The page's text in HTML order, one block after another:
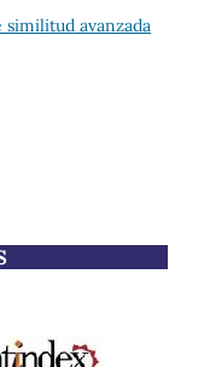
similitud avanzada